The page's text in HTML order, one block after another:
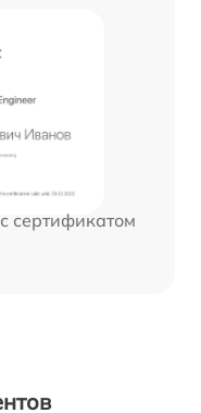
сертификатом